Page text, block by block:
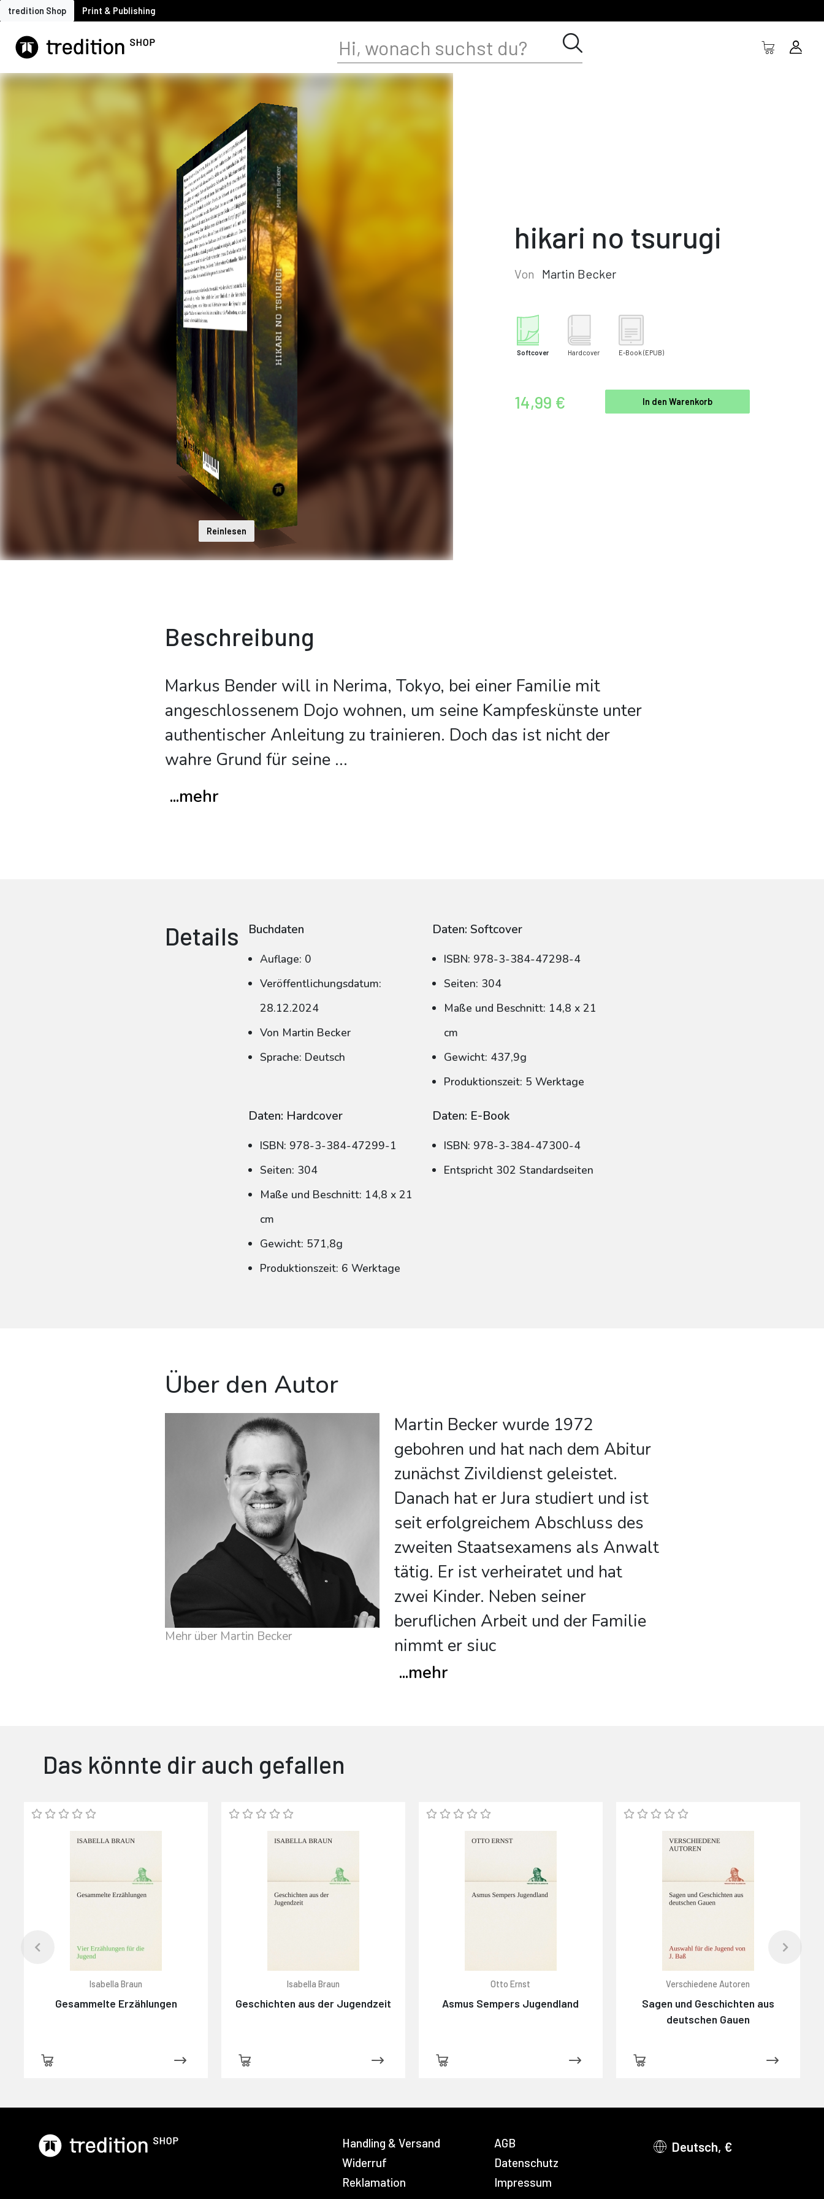
tredition Shop Print & Publishing
Reinlesen
hikari no tsurugi
Von Martin Becker
Softcover Hardcover E-Book (EPUB)
14,99 € In den Warenkorb
Beschreibung
Markus Bender will in Nerima, Tokyo, bei einer Familie mit
angeschlossenem Dojo wohnen, um seine Kampfeskünste unter
authentischer Anleitung zu trainieren. Doch das ist nicht der
wahre Grund für seine...
...mehr
Details Buchdaten
Auflage: 0
Veröffentlichungsdatum:
28.12.2024
Von Martin Becker
Sprache: Deutsch
Daten: Softcover
ISBN: 978-3-384-47298-4
Seiten: 304
Maße und Beschnitt: 14,8 x 21
cm
Gewicht: 437,9g
Produktionszeit: 5 Werktage
Daten: Hardcover
ISBN: 978-3-384-47299-1
Seiten: 304
Maße und Beschnitt: 14,8 x 21
cm
Gewicht: 571,8g
Produktionszeit: 6 Werktage
Daten: E-Book
ISBN: 978-3-384-47300-4
Entspricht 302 Standardseiten
Über den Autor
Mehr über Martin Becker
Martin Becker wurde 1972
gebohren und hat nach dem Abitur
zunächst Zivildienst geleistet.
Danach hat er Jura studiert und ist
seit erfolgreichem Abschluss des
zweiten Staatsexamens als Anwalt
tätig. Er ist verheiratet und hat
zwei Kinder. Neben seiner
beruflichen Arbeit und der Familie
nimmt er siuc
...mehr
Das könnte dir auch gefallen
Isabella Braun
Gesammelte Erzählungen
Isabella Braun
Geschichten aus der Jugendzeit
Otto Ernst
Asmus Sempers Jugendland
Verschiedene Autoren
Sagen und Geschichten aus
deutschen Gauen
Handling & Versand
Widerruf
Reklamation
AGB
Datenschutz
Impressum
Deutsch, €